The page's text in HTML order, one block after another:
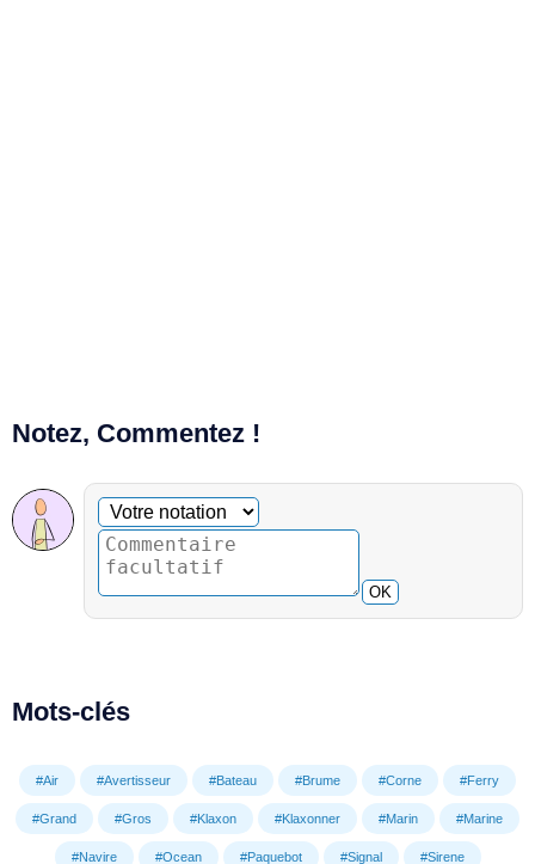
Notez, Commentez !
Commentaire facultatif
Votre notation
OK
Mots-clés
#Air #Avertisseur #Bateau #Brume #Corne #Ferry
#Grand #Gros #Klaxon #Klaxonner #Marin #Marine
#Navire #Ocean #Paquebot #Signal #Sirene